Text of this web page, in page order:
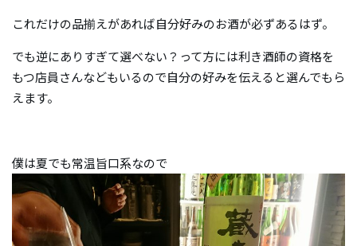
これだけの品揃えがあれば自分好みのお酒が必ずあるはず。
でも逆にありすぎて選べない？って方には利き酒師の資格を
もつ店員さんなどもいるので自分の好みを伝えると選んでもら
えます。
僕は夏でも常温旨口系なので